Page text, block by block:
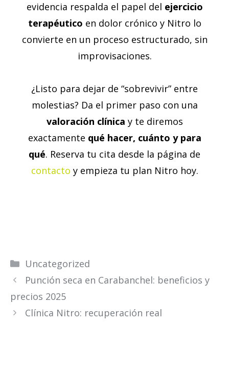
evidencia respalda el papel del ejercicio
terapéutico en dolor crónico y Nitro lo
convierte en un proceso estructurado, sin
improvisaciones.
¿Listo para dejar de “sobrevivir” entre
molestias? Da el primer paso con una
valoración clínica y te diremos
exactamente qué hacer, cuánto y para
qué. Reserva tu cita desde la página de
contacto y empieza tu plan Nitro hoy.
Categorías
Uncategorized
Punción seca en Carabanchel: beneficios y
precios 2025
Clínica Nitro: recuperación real